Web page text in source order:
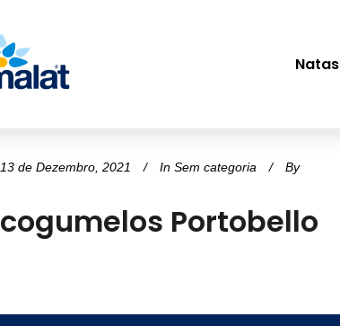
Natas
13 de Dezembro, 2021 In Sem categoria By
cogumelos Portobello